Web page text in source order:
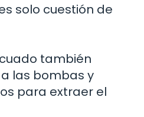
solo cuestión de
también
las bombas y
para extraer el